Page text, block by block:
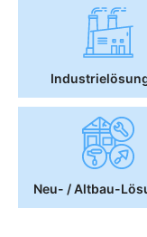
Neu- / Altbau-